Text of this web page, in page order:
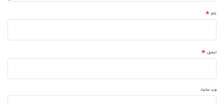
نام *
ایمیل *
وب‌ سایت